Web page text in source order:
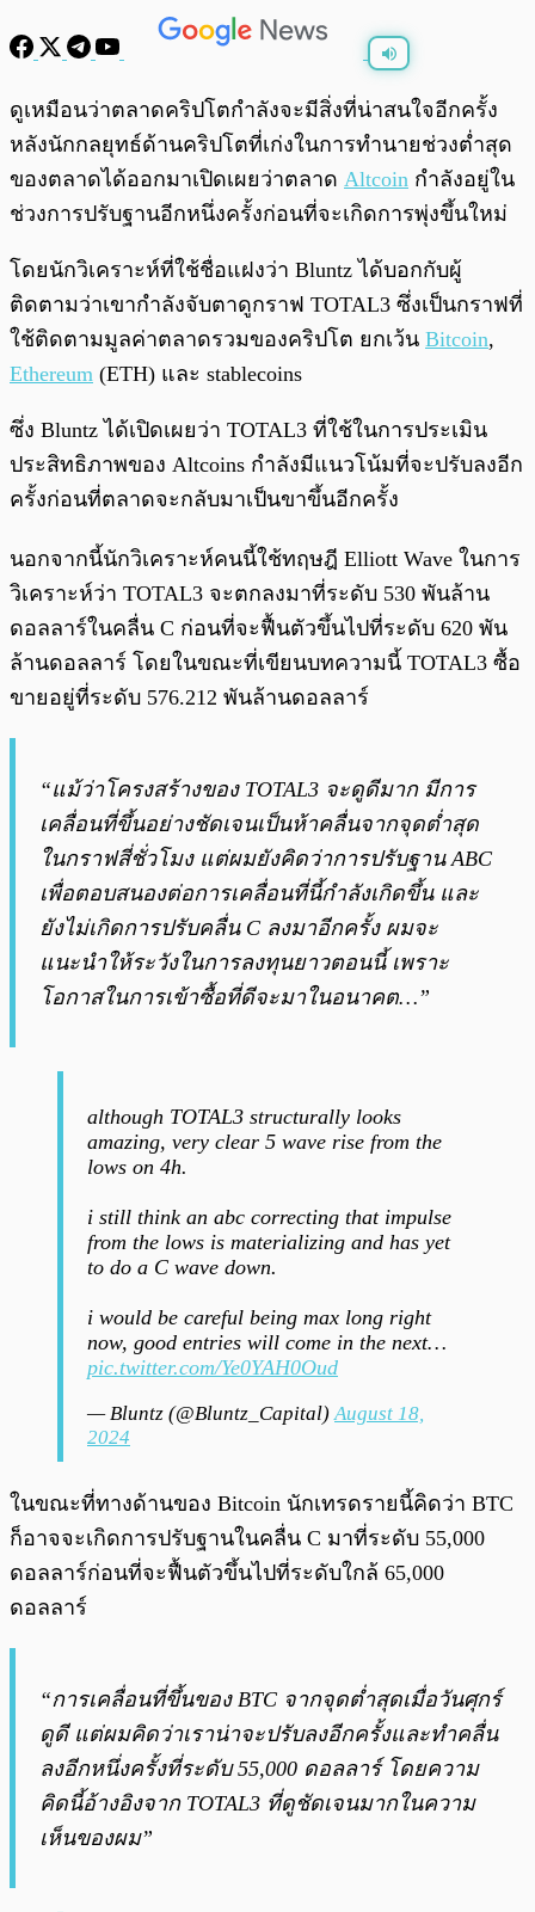
พร้อมเล่น 0:00 / 0:00
ดูเหมือนว่าตลาดคริปโตกำลังจะมีสิ่งที่น่าสนใจอีกครั้ง
หลังนักกลยุทธ์ด้านคริปโตที่เก่งในการทำนายช่วงต่ำสุด
ของตลาดได้ออกมาเปิดเผยว่าตลาด Altcoin กำลังอยู่ใน
ช่วงการปรับฐานอีกหนึ่งครั้งก่อนที่จะเกิดการพุ่งขึ้นใหม่
โดยนักวิเคราะห์ที่ใช้ชื่อแฝงว่า Bluntz ได้บอกกับผู้
ติดตามว่าเขากำลังจับตาดูกราฟ TOTAL3 ซึ่งเป็นกราฟที่
ใช้ติดตามมูลค่าตลาดรวมของคริปโต ยกเว้น Bitcoin,
Ethereum (ETH) และ stablecoins
ซึ่ง Bluntz ได้เปิดเผยว่า TOTAL3 ที่ใช้ในการประเมิน
ประสิทธิภาพของ Altcoins กำลังมีแนวโน้มที่จะปรับลงอีก
ครั้งก่อนที่ตลาดจะกลับมาเป็นขาขึ้นอีกครั้ง
นอกจากนี้นักวิเคราะห์คนนี้ใช้ทฤษฎี Elliott Wave ในการ
วิเคราะห์ว่า TOTAL3 จะตกลงมาที่ระดับ 530 พันล้าน
ดอลลาร์ในคลื่น C ก่อนที่จะฟื้นตัวขึ้นไปที่ระดับ 620 พัน
ล้านดอลลาร์ โดยในขณะที่เขียนบทความนี้ TOTAL3 ซื้อ
ขายอยู่ที่ระดับ 576.212 พันล้านดอลลาร์
“แม้ว่าโครงสร้างของ TOTAL3 จะดูดีมาก มีการ
เคลื่อนที่ขึ้นอย่างชัดเจนเป็นห้าคลื่นจากจุดต่ำสุด
ในกราฟสี่ชั่วโมง แต่ผมยังคิดว่าการปรับฐาน ABC
เพื่อตอบสนองต่อการเคลื่อนที่นี้กำลังเกิดขึ้น และ
ยังไม่เกิดการปรับคลื่น C ลงมาอีกครั้ง ผมจะ
แนะนำให้ระวังในการลงทุนยาวตอนนี้ เพราะ
โอกาสในการเข้าซื้อที่ดีจะมาในอนาคต…”
although TOTAL3 structurally looks
amazing, very clear 5 wave rise from the
lows on 4h.
i still think an abc correcting that impulse
from the lows is materializing and has yet
to do a C wave down.
i would be careful being max long right
now, good entries will come in the next…
pic.twitter.com/Ye0YAH0Oud
— Bluntz (@Bluntz_Capital)August 18,
2024
ในขณะที่ทางด้านของ Bitcoin นักเทรดรายนี้คิดว่า BTC
ก็อาจจะเกิดการปรับฐานในคลื่น C มาที่ระดับ 55,000
ดอลลาร์ก่อนที่จะฟื้นตัวขึ้นไปที่ระดับใกล้ 65,000
ดอลลาร์
“การเคลื่อนที่ขึ้นของ BTC จากจุดต่ำสุดเมื่อวันศุกร์
ดูดี แต่ผมคิดว่าเราน่าจะปรับลงอีกครั้งและทำคลื่น
ลงอีกหนึ่งครั้งที่ระดับ 55,000 ดอลลาร์ โดยความ
คิดนี้อ้างอิงจาก TOTAL3 ที่ดูชัดเจนมากในความ
เห็นของผม”